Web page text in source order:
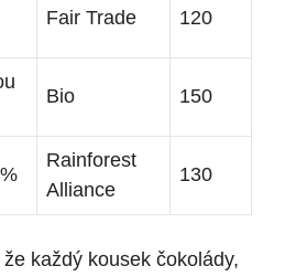
Fair Trade 120
Bio 150
Rainforest
Alliance
130
každý kousek čokolády,